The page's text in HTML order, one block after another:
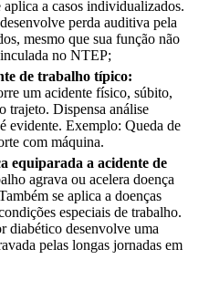
a casos individualizados.
perda auditiva pela
mesmo que sua função não
no NTEP;
de trabalho típico:
um acidente físico, súbito,
trajeto. Dispensa análise
evidente. Exemplo: Queda de
com máquina.
equiparada a acidente de
agrava ou acelera doença
se aplica a doenças
especiais de trabalho.
diabético desenvolve uma
pelas longas jornadas em